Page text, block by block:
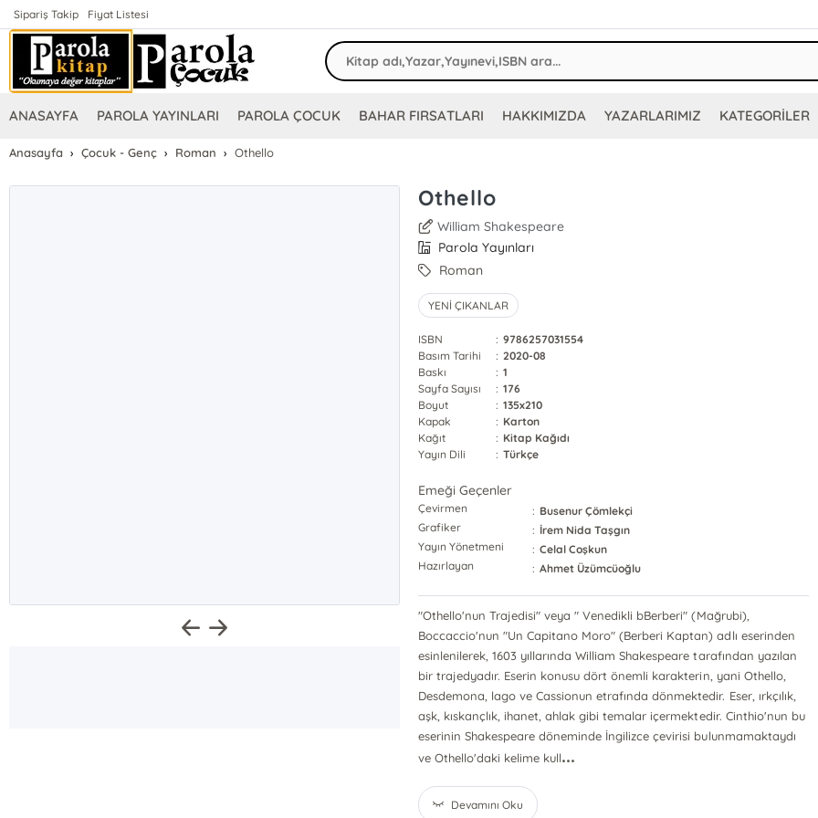
Sipariş Takip Fiyat Listesi
ANASAYFA PAROLA YAYINLARI PAROLA ÇOCUK BAHAR FIRSATLARI HAKKIMIZDA YAZARLARIMIZ KATEGORİLER
Anasayfa Çocuk - Genç Roman Othello
Othello
William Shakespeare
Parola Yayınları
Roman
YENİ ÇIKANLAR
ISBN : 9786257031554
Basım Tarihi
: 2020-08
Baskı
: 1
Sayfa Sayısı
: 176
Boyut
: 135x210
Kapak
: Karton
Kağıt
: Kitap Kağıdı
Yayın Dili
: Türkçe
Emeği Geçenler
Çevirmen : Busenur Çömlekçi
Grafiker
: İrem Nida Taşgın
Yayın Yönetmeni
: Celal Coşkun
Hazırlayan
: Ahmet Üzümcüoğlu
"Othello'nun Trajedisi" veya " Venedikli bBerberi" (Mağrubi),
Boccaccio'nun "Un Capitano Moro" (Berberi Kaptan) adlı eserinden
esinlenilerek, 1603 yıllarında William Shakespeare tarafından yazılan
bir trajedyadır. Eserin konusu dört önemli karakterin, yani Othello,
Desdemona, lago ve Cassionun etrafında dönmektedir. Eser, ırkçılık,
aşk, kıskançlık, ihanet, ahlak gibi temalar içermektedir. Cinthio'nun bu
eserinin Shakespeare döneminde İngilizce çevirisi bulunmamaktaydı
ve Othello'daki kelime kull...
Devamını Oku